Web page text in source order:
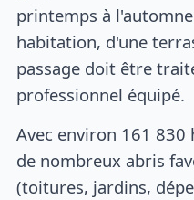
printemps à
habitation, d'une
passage doit être
professionnel équipé.
Avec environ 161
de nombreux abris
(toitures, jardins,